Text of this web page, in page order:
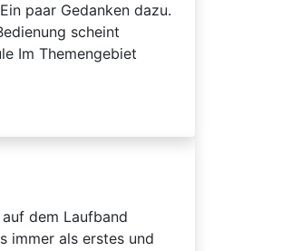
paar Gedanken dazu.
scheint
Im Themengebiet
dem Laufband
immer als erstes und